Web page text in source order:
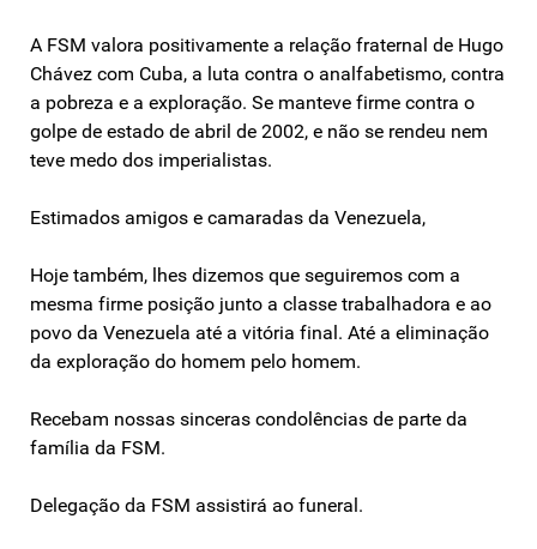
A FSM valora positivamente a relação fraternal de Hugo
Chávez com Cuba, a luta contra o analfabetismo, contra
a pobreza e a exploração. Se manteve firme contra o
golpe de estado de abril de 2002, e não se rendeu nem
teve medo dos imperialistas.
Estimados amigos e camaradas da Venezuela,
Hoje também, lhes dizemos que seguiremos com a
mesma firme posição junto a classe trabalhadora e ao
povo da Venezuela até a vitória final. Até a eliminação
da exploração do homem pelo homem.
Recebam nossas sinceras condolências de parte da
família da FSM.
Delegação da FSM assistirá ao funeral.